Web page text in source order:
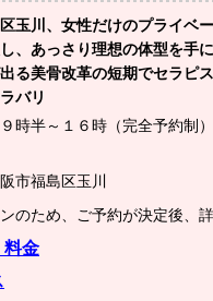
玉川、女性だけのプライベ
、あっさり理想の体型を手
る美骨改革の短期でセラピ
バリ
時半～１６時（完全予約制
福島区玉川
ンのため、ご予約が決定後、
料金